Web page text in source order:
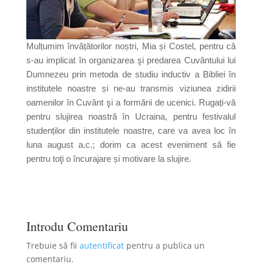
Mulțumim învățătorilor noștri, Mia și Costel, pentru că
s-au implicat în organizarea şi predarea Cuvântului lui
Dumnezeu prin metoda de studiu inductiv a Bibliei în
institutele noastre și ne-au transmis viziunea zidirii
oamenilor în Cuvânt şi a formării de ucenici. Rugați-vă
pentru slujirea noastră în Ucraina, pentru festivalul
studenților din institutele noastre, care va avea loc în
luna august a.c.; dorim ca acest eveniment să fie
pentru toţi o încurajare și motivare la slujire.
Introdu Comentariu
Trebuie să fii autentificatpentru a publica un
comentariu.